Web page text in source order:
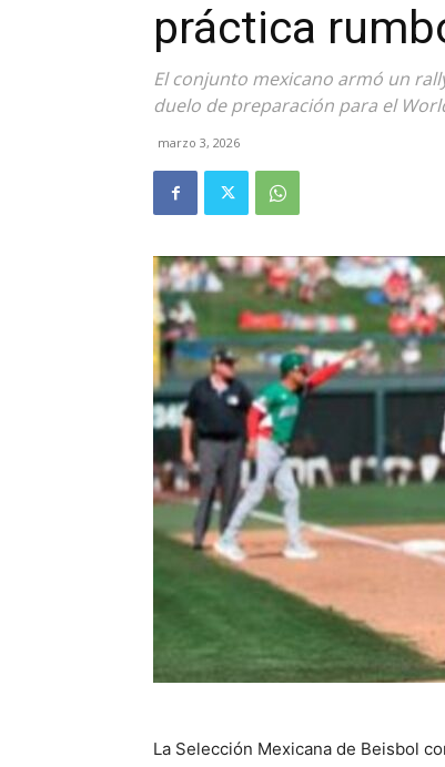
práctica
El conjunto mexicano armó un
duelo de preparación para el
marzo 3, 2026
La Selección Mexicana de Beisbol